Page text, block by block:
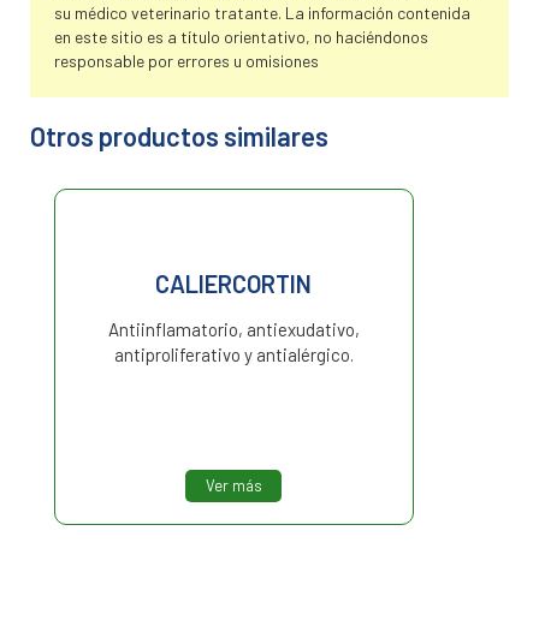
su médico veterinario tratante. La información contenida
en este sitio es a título orientativo, no haciéndonos
responsable por errores u omisiones
Otros productos similares
CALIERCORTIN
Antiinflamatorio, antiexudativo,
antiproliferativo y antialérgico.
Ver más